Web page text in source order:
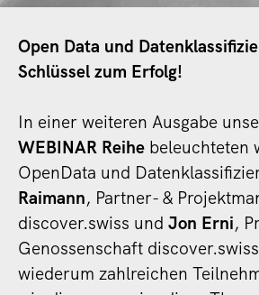
Open Data und
Schlüssel zum Erfolg!
In einer weiteren Ausgabe
WEBINAR Reihe beleuchteten
OpenData und
Raimann, Partner- &
discover.swiss und Jon Erni,
Genossenschaft
wiederum zahlreichen